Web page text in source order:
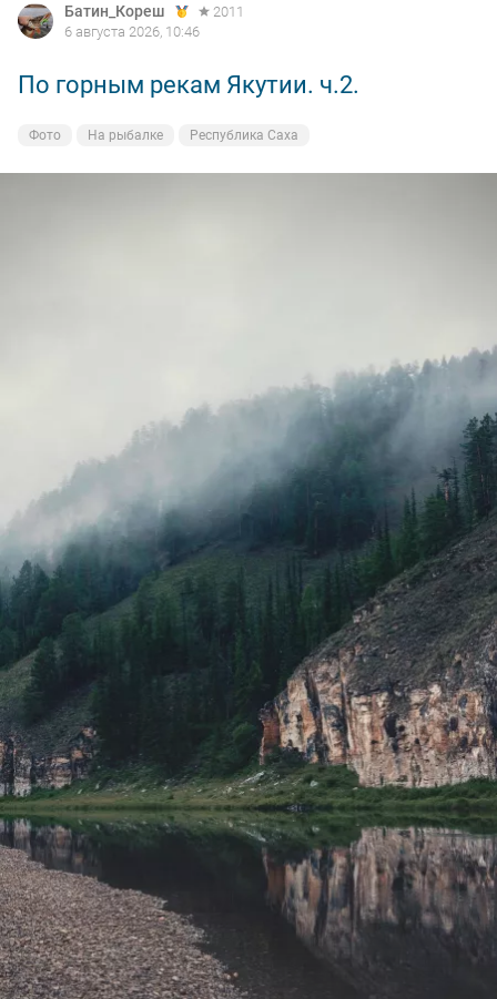
Батин_Кореш
2011
6 августа 2026, 10:46
По горным рекам Якутии. ч.2.
Фото На рыбалке Республика Саха